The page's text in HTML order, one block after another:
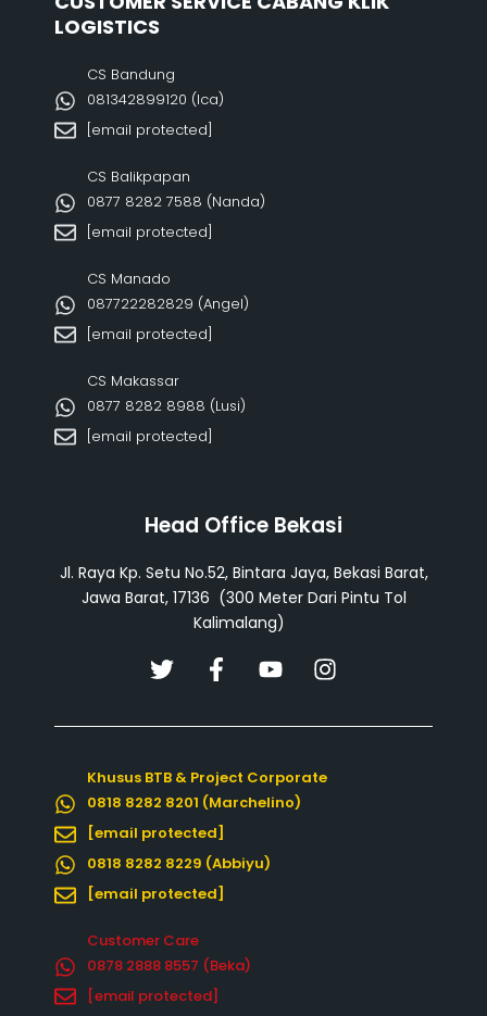
LOGISTICS
CS Bandung
081342899120‬ (Ica)
[email protected]
CS Balikpapan
0877 8282 7588 (Nanda)
[email protected]
CS Manado
087722282829 (Angel)
[email protected]
CS Makassar
0877 8282 8988 (Lusi)
[email protected]
Head Office Bekasi
Jl. Raya Kp. Setu No.52, Bintara Jaya, Bekasi Barat,
Jawa Barat, 17136 (300 Meter Dari Pintu Tol
Kalimalang)
T
e
r
F
o
o
k
-
f
Y
b
e
I
g
Khusus BTB & Project Corporate
0818 8282 8201 (Marchelino)
[email protected]
0818 8282 8229 (Abbiyu)
[email protected]
Customer Care
0878 2888 8557‬ (Beka)
[email protected]